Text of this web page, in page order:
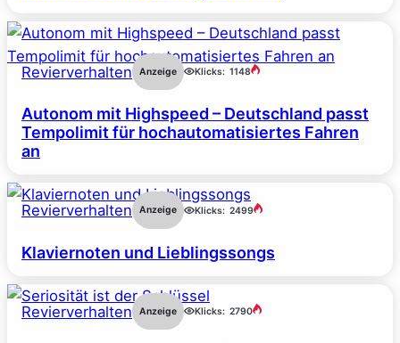
Revierverhalten Anzeige Klicks: 1148
Autonom mit Highspeed – Deutschland passt
Tempolimit für hochautomatisiertes Fahren
an
Revierverhalten Anzeige Klicks: 2499
Klaviernoten und Lieblingssongs
Revierverhalten Anzeige Klicks: 2790